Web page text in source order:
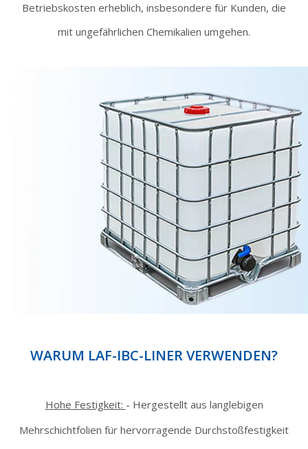
Betriebskosten erheblich, insbesondere für Kunden, die
mit ungefährlichen Chemikalien umgehen.
WARUM LAF-IBC-LINER VERWENDEN?
Hohe Festigkeit: - Hergestellt aus langlebigen
Mehrschichtfolien für hervorragende Durchstoßfestigkeit